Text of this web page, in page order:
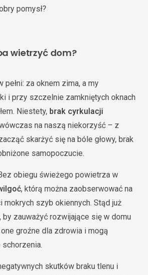
pomysł?
wietrzyć dom?
za oknem zima, a my
i przy szczelnie zamkniętych oknach
Niestety, brak cyrkulacji
na naszą niekorzyść – z
skarżyć się na bóle głowy, brak
samopoczucie.
obiegu świeżego powietrza w
, którą można zaobserwować na
mokrych szyb okiennych. Stąd już
zauważyć rozwijające się w domu
groźne dla zdrowia i mogą
skutków braku tlenu i